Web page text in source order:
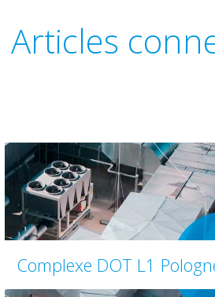
Articles
Complexe DOT L1